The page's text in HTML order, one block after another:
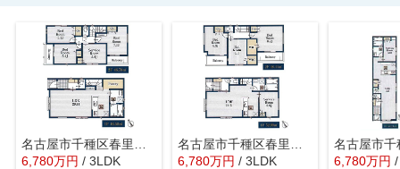
6,780万円 / 3LDK
6,780万円 / 3LDK 6,780万円